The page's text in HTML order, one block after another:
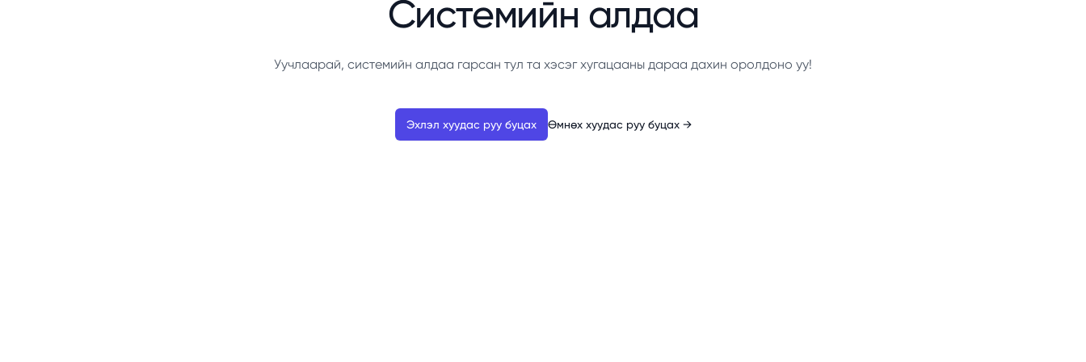
Системийн алдаа
Уучлаарай, системийн алдаа гарсан тул та хэсэг хугацааны дараа дахин оролдоно уу!
Эхлэл хуудас руу буцах Өмнөх хуудас руу буцах →